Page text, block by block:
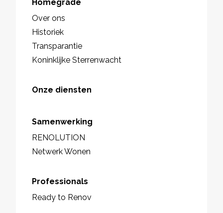
Homegrade
Over ons
Historiek
Transparantie
Koninklijke Sterrenwacht
Onze diensten
Samenwerking
RENOLUTION
Netwerk Wonen
Professionals
Ready to Renov